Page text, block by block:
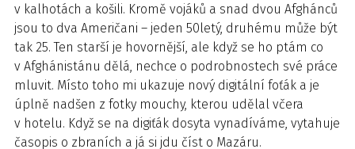
v kalhotách a košili. Kromě vojáků a snad dvou Afghánců
jsou to dva Američani – jeden 50letý, druhému může být
tak 25. Ten starší je hovornější, ale když se ho ptám co
v Afghánistánu dělá, nechce o podrobnostech své práce
mluvit. Místo toho mi ukazuje nový digitální foťák a je
úplně nadšen z fotky mouchy, kterou udělal včera
v hotelu. Když se na digiťák dosyta vynadíváme, vytahuje
časopis o zbraních a já si jdu číst o Mazáru.